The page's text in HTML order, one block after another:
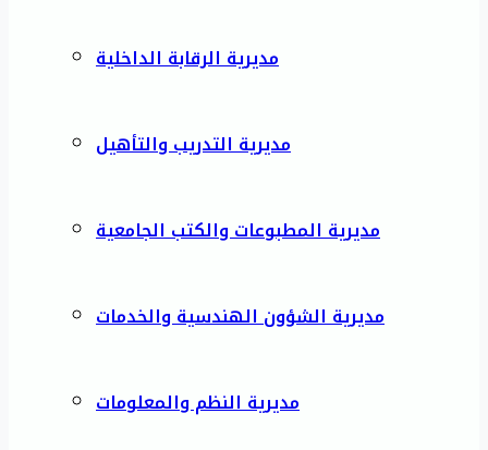
مديرية الرقابة الداخلية
مديرية التدريب والتأهيل
مديرية المطبوعات والكتب الجامعية
مديرية الشؤون الهندسية والخدمات
مديرية النظم والمعلومات